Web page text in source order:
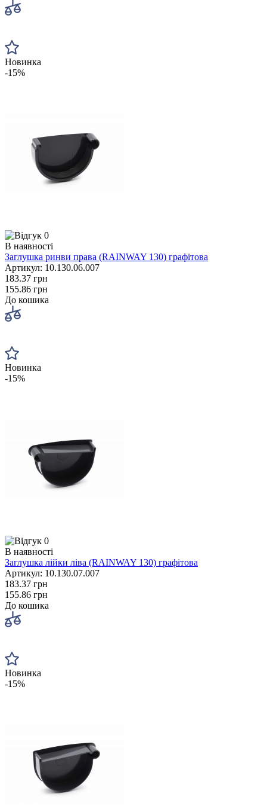
Новинка
-15%
0
В наявності
Заглушка ринви права (RAINWAY 130) графітова
Артикул: 10.130.06.007
183.37 грн
155.86 грн
До кошика
Новинка
-15%
0
В наявності
Заглушка лійки ліва (RAINWAY 130) графітова
Артикул: 10.130.07.007
183.37 грн
155.86 грн
До кошика
Новинка
-15%